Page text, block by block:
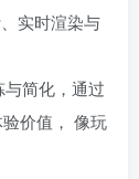
实时渲染与
简化，通过
价值， 像玩